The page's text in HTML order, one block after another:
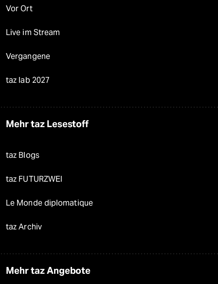
Vor Ort
Live im Stream
Vergangene
taz lab 2027
Mehr taz Lesestoff
taz Blogs
taz FUTURZWEI
Le Monde diplomatique
taz Archiv
Mehr taz Angebote